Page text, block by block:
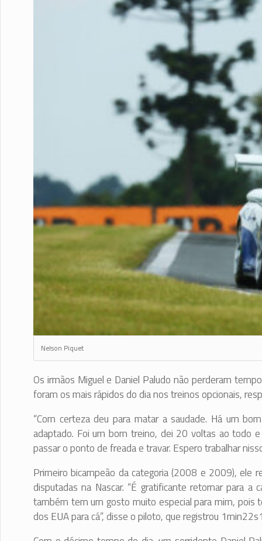
Nelson Piquet
Os irmãos Miguel e Daniel Paludo não perderam
foram os mais rápidos do dia nos treinos opcionais,
“Com certeza deu para matar a saudade. Há um
adaptado. Foi um bom treino, dei 20 voltas ao todo
passar o ponto de freada e travar. Espero trabalhar
Primeiro bicampeão da categoria (2008 e 2009), ele
disputadas na Nascar. “É gratificante retornar para
também tem um gosto muito especial para mim, pois
dos EUA para cá”, disse o piloto, que registrou